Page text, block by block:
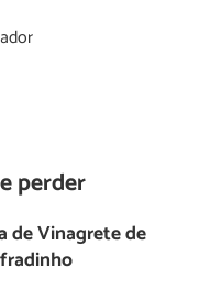
perder
de Vinagrete de